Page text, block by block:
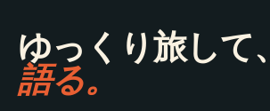
ゆっくり旅して、
語る。